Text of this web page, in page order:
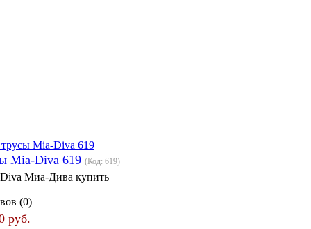
Mia-Diva 619 (Код: 619)
Миа-Дива купить
(0)
руб.